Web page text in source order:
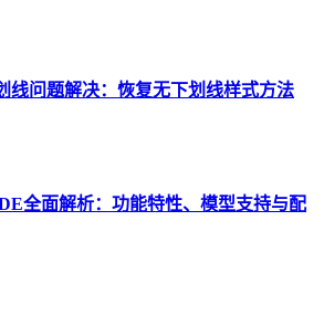
线问题解决：恢复无下划线样式方法
全面解析：功能特性、模型支持与配